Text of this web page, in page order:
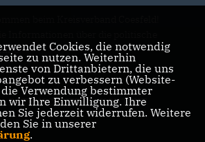
beim Kreisverband Coesfeld!
DATENSCHUTZ KONTAKT
Cookies, die notwendig
zu nutzen. Weiterhin
von Drittanbietern, die uns
zu verbessern (Website-
Verwendung bestimmter
wir Ihre Einwilligung. Ihre
Sie jederzeit widerrufen. Weitere
Sie in unserer
.